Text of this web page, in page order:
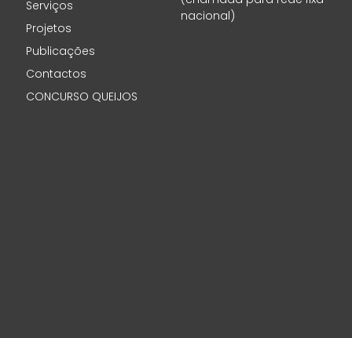
Serviços
Projetos
Publicações
Contactos
CONCURSO QUEIJOS
nacional)